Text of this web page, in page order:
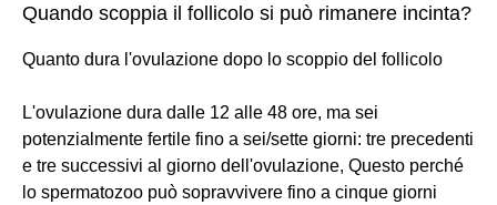
Quando scoppia il follicolo si può rimanere incinta?
Quanto dura l'ovulazione dopo lo scoppio del follicolo
L'ovulazione dura dalle 12 alle 48 ore, ma sei
potenzialmente fertile fino a sei/sette giorni: tre precedenti
e tre successivi al giorno dell'ovulazione, Questo perché
lo spermatozoo può sopravvivere fino a cinque giorni